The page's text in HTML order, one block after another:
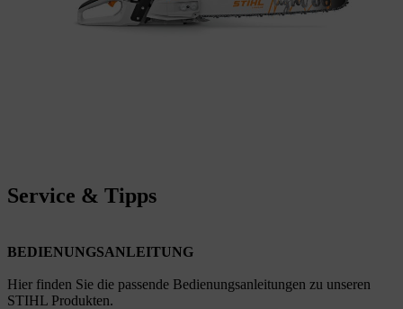
Service & Tipps
BEDIENUNGSANLEITUNG
Hier finden Sie die passende Bedienungsanleitungen zu unseren
STIHL Produkten.